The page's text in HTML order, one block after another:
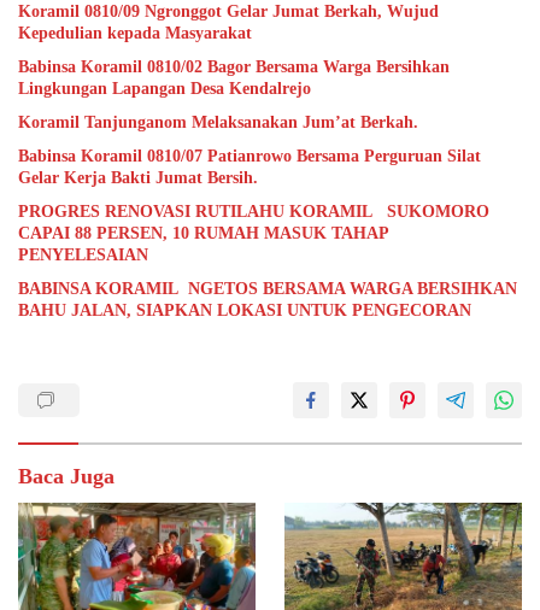
Koramil 0810/09 Ngronggot Gelar Jumat Berkah, Wujud
Kepedulian kepada Masyarakat
Babinsa Koramil 0810/02 Bagor Bersama Warga Bersihkan
Lingkungan Lapangan Desa Kendalrejo
Koramil Tanjunganom Melaksanakan Jum’at Berkah.
Babinsa Koramil 0810/07 Patianrowo Bersama Perguruan Silat
Gelar Kerja Bakti Jumat Bersih.
PROGRES RENOVASI RUTILAHU KORAMIL SUKOMORO
CAPAI 88 PERSEN, 10 RUMAH MASUK TAHAP
PENYELESAIAN
BABINSA KORAMIL NGETOS BERSAMA WARGA BERSIHKAN
BAHU JALAN, SIAPKAN LOKASI UNTUK PENGECORAN
Baca Juga